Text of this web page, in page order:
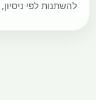
להשתנות לפי